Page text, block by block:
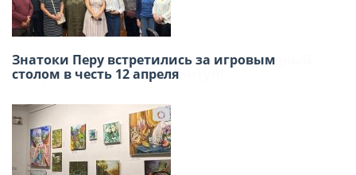
Знатоки Перу встретились за игровым
столом в честь 12 апреля
В Перу два дня подряд проходил ежегодный
татарский праздник Сабантуй!